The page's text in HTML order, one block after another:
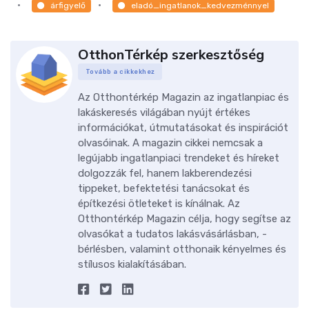
árfigyelő eladó_ingatlanok_kedvezménnyel
OtthonTérkép szerkesztőség
Tovább a cikkekhez
Az Otthontérkép Magazin az ingatlanpiac és
lakáskeresés világában nyújt értékes
információkat, útmutatásokat és inspirációt
olvasóinak. A magazin cikkei nemcsak a
legújabb ingatlanpiaci trendeket és híreket
dolgozzák fel, hanem lakberendezési
tippeket, befektetési tanácsokat és
építkezési ötleteket is kínálnak. Az
Otthontérkép Magazin célja, hogy segítse az
olvasókat a tudatos lakásvásárlásban, -
bérlésben, valamint otthonaik kényelmes és
stílusos kialakításában.